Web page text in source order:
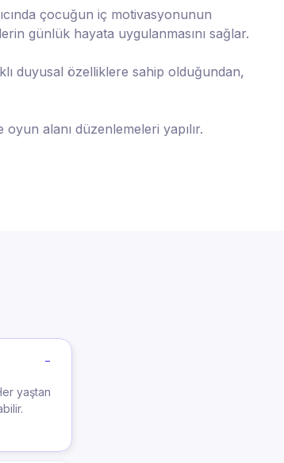
çocuğun iç motivasyonunun
günlük hayata uygulanmasını sağlar.
duyusal özelliklere sahip olduğundan,
alanı düzenlemeleri yapılır.
yaştan